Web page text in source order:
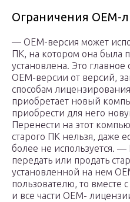
Ограничения OEM-
— OEM-версия может
ПК, на котором она была
установлена. Это
OEM-версии от версий,
способам
приобретает новый
приобрести для него
Перенести на этот
старого ПК нельзя, даже
более не используется. —
передать или продать
установленной на нем
пользователю, то вместе
и все части OEM-